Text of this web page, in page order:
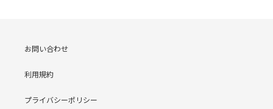
お問い合わせ
利用規約
プライバシーポリシー